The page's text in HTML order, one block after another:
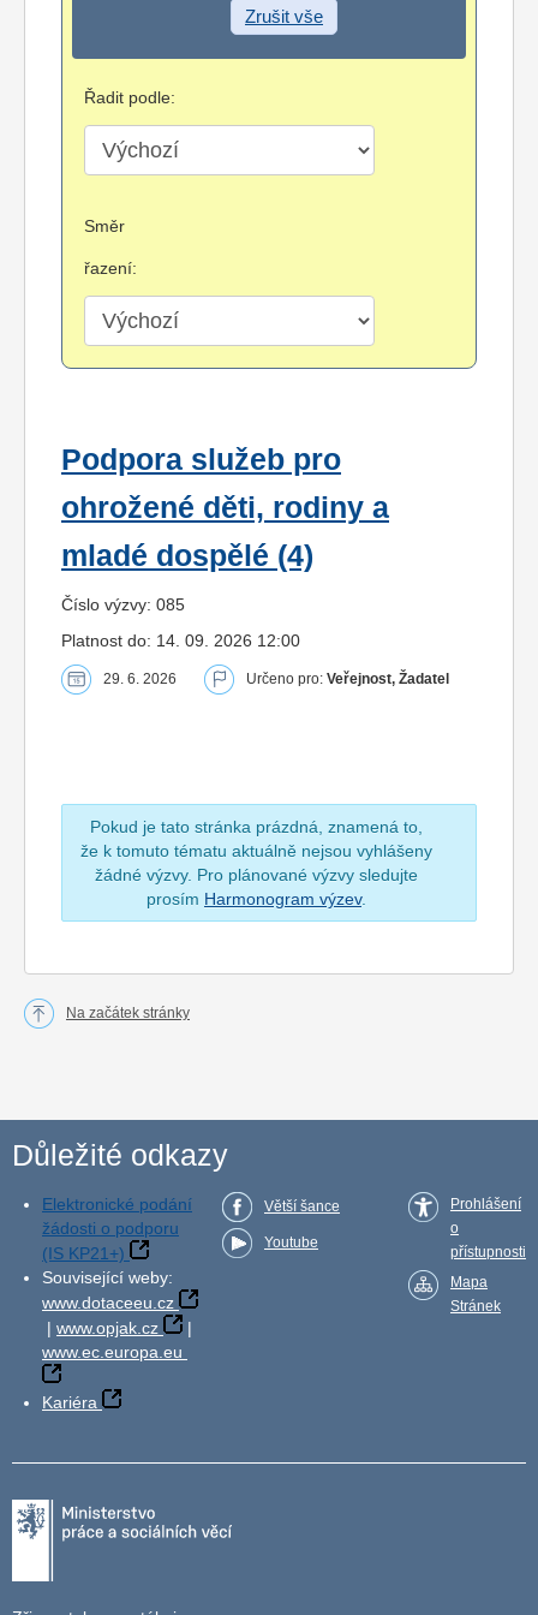
Zrušit vše
Řadit podle:
Směr
řazení:
Podpora služeb pro
ohrožené děti, rodiny a
mladé dospělé (4)
Číslo výzvy: 085
Platnost do: 14. 09. 2026 12:00
29. 6. 2026 Určeno pro: Veřejnost, Žadatel
Pokud je tato stránka prázdná, znamená to,
že k tomuto tématu aktuálně nejsou vyhlášeny
žádné výzvy. Pro plánované výzvy sledujte
prosím Harmonogram výzev.
Na začátek stránky
Důležité odkazy
Elektronické podání
žádosti o podporu
(IS KP21+)
Související weby:
www.dotaceeu.cz
| www.opjak.cz
|
www.ec.europa.eu
Kariéra
Větší šance
Youtube
Prohlášení
o
přístupnosti
Mapa
Stránek